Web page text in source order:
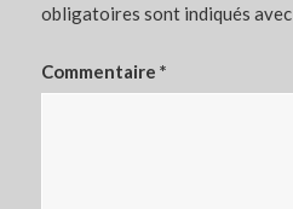
obligatoires sont indiqués avec
Commentaire*